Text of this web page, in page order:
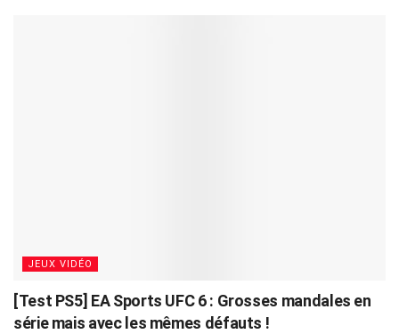
JEUX VIDÉO
[Test PS5] EA Sports UFC 6 : Grosses mandales en
série mais avec les mêmes défauts !